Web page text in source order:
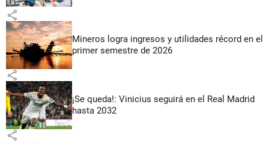
share
Mineros logra ingresos y utilidades récord en el
primer semestre de 2026
share
¡Se queda!: Vinicius seguirá en el Real Madrid
hasta 2032
share